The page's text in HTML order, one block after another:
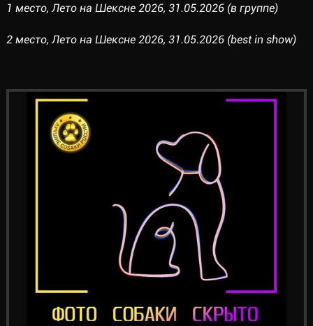
1 место, Лето на Шексне 2026, 31.05.2026 (в группе)
2 место, Лето на Шексне 2026, 31.05.2026 (best in show)